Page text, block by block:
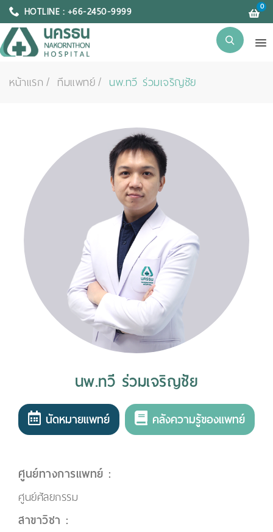
HOTLINE : +66-2450-9999 0
หน้าแรก ทีมแพทย์ นพ.ทวี ร่วมเจริญชัย
นพ.ทวี ร่วมเจริญชัย
นัดหมายแพทย์ คลังความรู้ของแพทย์
ศูนย์ทางการแพทย์ :
ศูนย์ศัลยกรรม
สาขาวิชา :